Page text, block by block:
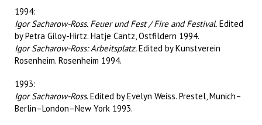
1994:
Igor Sacharow-Ross. Feuer und Fest / Fire and Festival. Edited
by Petra Giloy-Hirtz. Hatje Cantz, Ostfildern 1994.
Igor Sacharow-Ross: Arbeitsplatz.Edited by Kunstverein
Rosenheim. Rosenheim 1994.
1993:
Igor Sacharow-Ross. Edited by Evelyn Weiss. Prestel, Munich–
Berlin–London–New York 1993.